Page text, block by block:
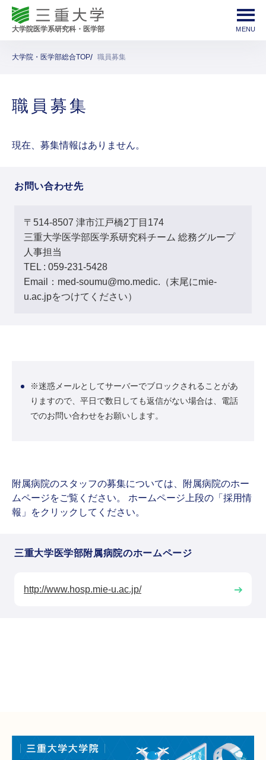
大学院・医学部総合TOP 職員募集
職員募集
現在、募集情報はありません。
お問い合わせ先
〒514-8507 津市江戸橋2丁目174
三重大学医学部医学系研究科チーム 総務グループ
人事担当
TEL : 059-231-5428
Email：med-soumu@mo.medic.（末尾にmie-
u.ac.jpをつけてください）
※迷惑メールとしてサーバーでブロックされることがあ
りますので、平日で数日しても返信がない場合は、電話
でのお問い合わせをお願いします。
附属病院のスタッフの募集については、附属病院のホー
ムページをご覧ください。 ホームページ上段の「採用情
報」をクリックしてください。
三重大学医学部附属病院のホームページ
http://www.hosp.mie-u.ac.jp/